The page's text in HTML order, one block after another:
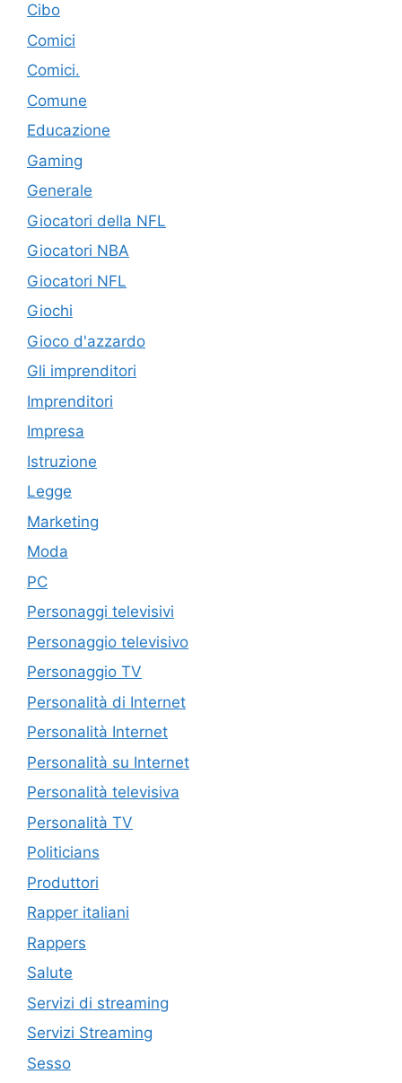
Cibo
Comici
Comici.
Comune
Educazione
Gaming
Generale
Giocatori della NFL
Giocatori NBA
Giocatori NFL
Giochi
Gioco d'azzardo
Gli imprenditori
Imprenditori
Impresa
Istruzione
Legge
Marketing
Moda
PC
Personaggi televisivi
Personaggio televisivo
Personaggio TV
Personalità di Internet
Personalità Internet
Personalità su Internet
Personalità televisiva
Personalità TV
Politicians
Produttori
Rapper italiani
Rappers
Salute
Servizi di streaming
Servizi Streaming
Sesso